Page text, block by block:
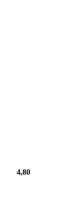
4,80